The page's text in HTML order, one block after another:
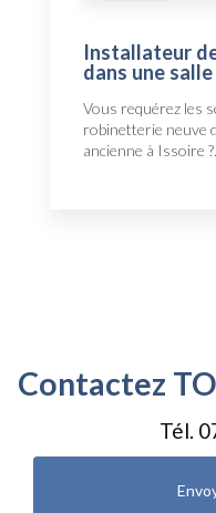
Installateur
dans une
Vous requérez les
robinetterie neuve
ancienne à Issoire
Contactez
Tél.